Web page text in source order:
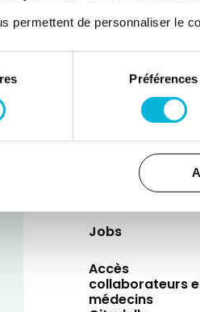
permettent de personnaliser le
Préférences
au spécialiste que vous
Espace Patient
Professionnels
Jobs
Accès
collaborateurs
médecins